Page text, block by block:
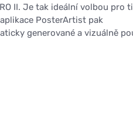
II. Je tak ideální volbou pro
PosterArtist pak
generované a vizuálně